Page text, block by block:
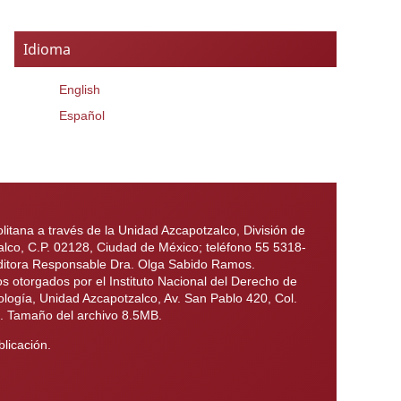
Idioma
English
Español
a través de la Unidad Azcapotzalco, División de
C.P. 02128, Ciudad de México; teléfono 55 5318-
Responsable Dra. Olga Sabido Ramos.
otorgados por el Instituto Nacional del Derecho de
Unidad Azcapotzalco, Av. San Pablo 420, Col.
del archivo 8.5MB.